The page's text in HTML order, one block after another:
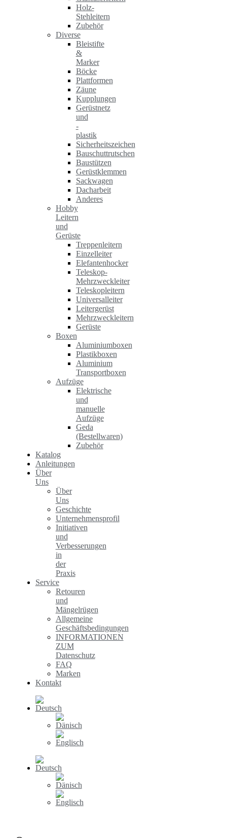
Holz-
Stehleitern
Zubehör
Diverse
Bleistifte
&
Marker
Böcke
Plattformen
Zäune
Kupplungen
Gerüstnetz
und
-
plastik
Sicherheitszeichen
Bauschuttrutschen
Baustützen
Gerüstklemmen
Sackwagen
Dacharbeit
Anderes
Hobby
Leitern
und
Gerüste
Treppenleitern
Einzelleiter
Elefantenhocker
Teleskop-
Mehrzweckleiter
Teleskopleitern
Universalleiter
Leitergerüst
Mehrzweckleitern
Gerüste
Boxen
Aluminiumboxen
Plastikboxen
Aluminium
Transportboxen
Aufzüge
Elektrische
und
manuelle
Aufzüge
Geda
(Bestellwaren)
Zubehör
Katalog
Anleitungen
Über
Uns
Über
Uns
Geschichte
Unternehmensprofil
Initiativen
und
Verbesserungen
in
der
Praxis
Service
Retouren
und
Mängelrügen
Allgemeine
Geschäftsbedingungen
INFORMATIONEN
ZUM
Datenschutz
FAQ
Marken
Kontakt